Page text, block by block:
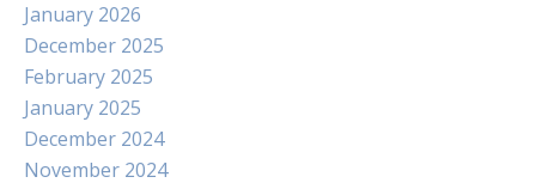
January 2026
December 2025
February 2025
January 2025
December 2024
November 2024